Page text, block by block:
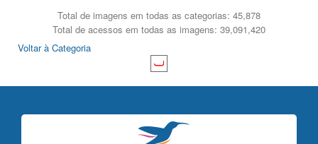
Total de imagens em todas as categorias: 45,878
Total de acessos em todas as imagens: 39,091,420
Voltar à Categoria